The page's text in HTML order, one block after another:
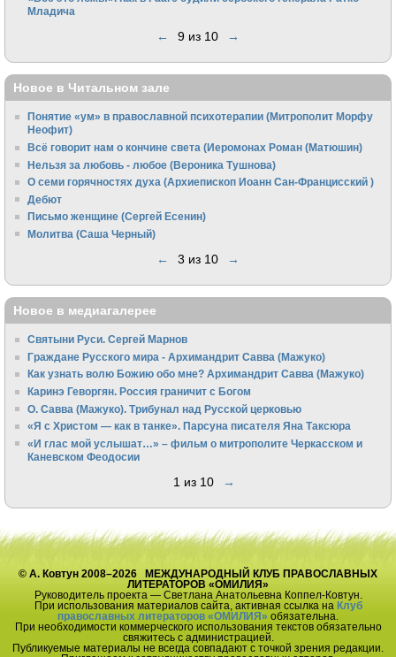
Младича
← 9 из 10 →
Новое в Читальном зале
Понятие «ум» в православной психотерапии (Митрополит Морфу
Неофит)
Всё говорит нам о кончине света (Иеромонах Роман (Матюшин)
Нельзя за любовь - любое (Вероника Тушнова)
О семи горячностях духа (Архиепископ Иоанн Сан-Францисский )
Дебют
Письмо женщине (Сергей Есенин)
Молитва (Саша Черный)
← 3 из 10 →
Новое в медиагалерее
Святыни Руси. Сергей Марнов
Граждане Русского мира - Архимандрит Савва (Мажуко)
Как узнать волю Божию обо мне? Архимандрит Савва (Мажуко)
Каринэ Геворгян. Россия граничит с Богом
О. Савва (Мажуко). Трибунал над Русской церковью
«Я с Христом — как в танке». Парсуна писателя Яна Таксюра
«И глас мой услышат…» – фильм о митрополите Черкасском и
Каневском Феодосии
1 из 10 →
© А. Ковтун 2008–2026 МЕЖДУНАРОДНЫЙ КЛУБ ПРАВОСЛАВНЫХ
ЛИТЕРАТОРОВ «ОМИЛИЯ»
Руководитель проекта — Светлана Анатольевна Коппел-Ковтун.
При использования материалов сайта, активная ссылка на Клуб
православных литераторов «ОМИЛИЯ» обязательна.
При необходимости коммерческого использования текстов обязательно
свяжитесь с администрацией.
Публикуемые материалы не всегда совпадают с точкой зрения редакции.